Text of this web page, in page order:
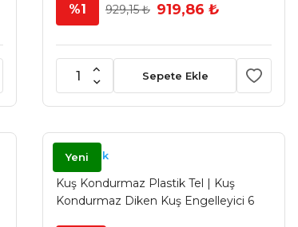
%1 929,15 ₺ 919,86 ₺
Sepete Ekle
Yeni
Kovmatik
Kuş Kondurmaz Plastik Tel | Kuş
Kondurmaz Diken Kuş Engelleyici 6